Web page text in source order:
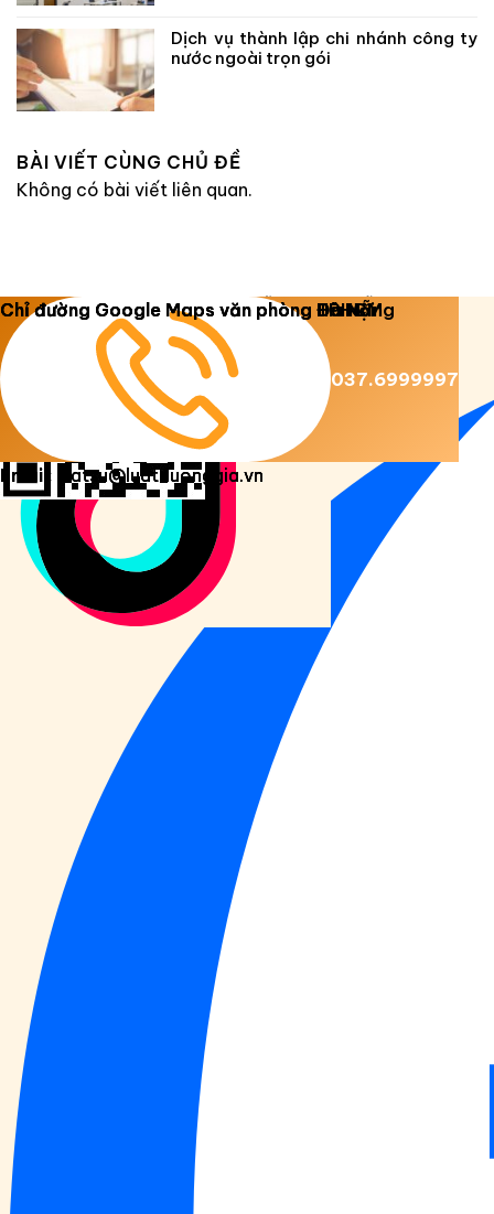
Dịch vụ thành lập chi nhánh công ty
nước ngoài trọn gói
BÀI VIẾT CÙNG CHỦ ĐỀ
Không có bài viết liên quan.
Copyright 2026 © Luật Dương Gia